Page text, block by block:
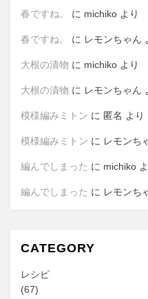
春ですね。 に michiko より
春ですね。 に レモンちゃん
大根の漬物 に michiko より
大根の漬物 に レモンちゃん
模様編みミトン に 匿名 より
模様編みミトン に レモンち
編んでしまった に michiko
編んでしまった に レモンち
CATEGORY
レシピ
(67)